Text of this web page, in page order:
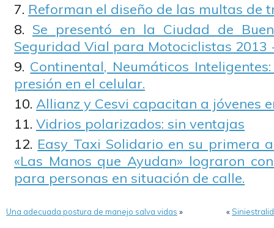
Reforman el diseño de las multas de
Se presentó en la Ciudad de
Seguridad Vial para Motociclistas 2013
Continental, Neumáticos
presión en el celular.
Allianz y Cesvi capacitan a jóvenes
Vidrios polarizados: sin ventajas
Easy Taxi Solidario en su primera
«Las Manos que Ayudan» lograron
para personas en situación de calle.
Una adecuada postura de manejo salva vidas » «